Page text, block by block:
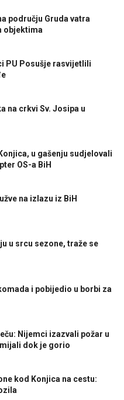
području Gruda vatra
objektima
PU Posušje rasvijetlili
na crkvi Sv. Josipa u
u gašenju sudjelovali
OS-a BiH
na izlazu iz BiH
u srcu sezone, traže se
i pobijedio u borbi za
Nijemci izazvali požar u
dok je gorio
kod Konjica na cestu: